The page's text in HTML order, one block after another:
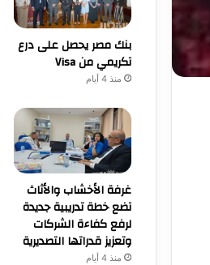
بنك مصر يحصل على درع
تكريمي من Visa
منذ 4 أيام
غرفة الأخشاب والأثاث
تضع خطة تدريبية جديدة
لرفع كفاءة الشركات
وتعزيز قدراتها التصديرية
منذ 4 أيام